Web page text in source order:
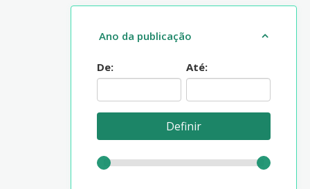
Ano da publicação
De: Até: